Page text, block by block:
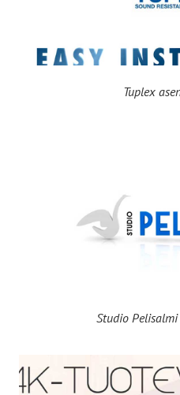
Tuplex
Studio